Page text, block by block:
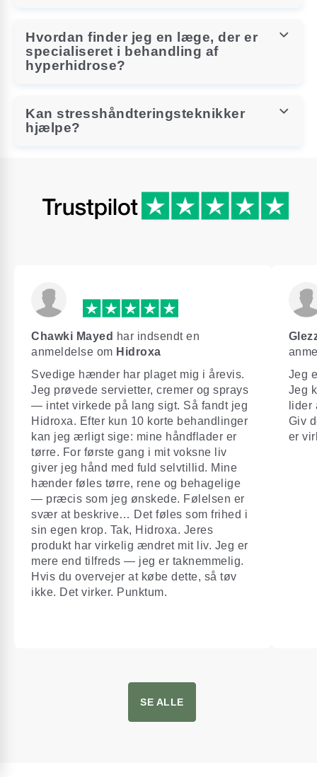
Hvordan finder jeg en læge, der er
specialiseret i behandling af
hyperhidrose?
Kan stresshåndteringsteknikker
hjælpe?
Chawki Mayed har indsendt en
anmeldelse om Hidroxa
Svedige hænder har plaget mig i årevis.
Jeg prøvede servietter, cremer og sprays
— intet virkede på lang sigt. Så fandt jeg
Hidroxa. Efter kun 10 korte behandlinger
kan jeg ærligt sige: mine håndflader er
tørre. For første gang i mit voksne liv
giver jeg hånd med fuld selvtillid. Mine
hænder føles tørre, rene og behagelige
— præcis som jeg ønskede. Følelsen er
svær at beskrive… Det føles som frihed i
sin egen krop. Tak, Hidroxa. Jeres
produkt har virkelig ændret mit liv. Jeg er
mere end tilfreds — jeg er taknemmelig.
Hvis du overvejer at købe dette, så tøv
ikke. Det virker. Punktum.
Jeg
Jeg
lider
Giv
er
SE ALLE